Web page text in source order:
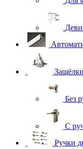
Защёлки
Без
С
Ручки